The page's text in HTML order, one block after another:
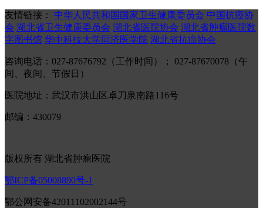
友情链接： 中华人民共和国国家卫生健康委员会 中国抗癌协
会 湖北省卫生健康委员会 湖北省医院协会 湖北省肿瘤医院数
字图书馆 华中科技大学同济医学院 湖北省抗癌协会
咨询电话：027-87676792（工作时间）； 027-87670078（午
间、夜间、节假日）
医院地址：武汉市洪山区卓刀泉南路116号
邮编：430079
版权所有 湖北省肿瘤医院
鄂ICP备05008890号-1
鄂公网安备42011102002144号